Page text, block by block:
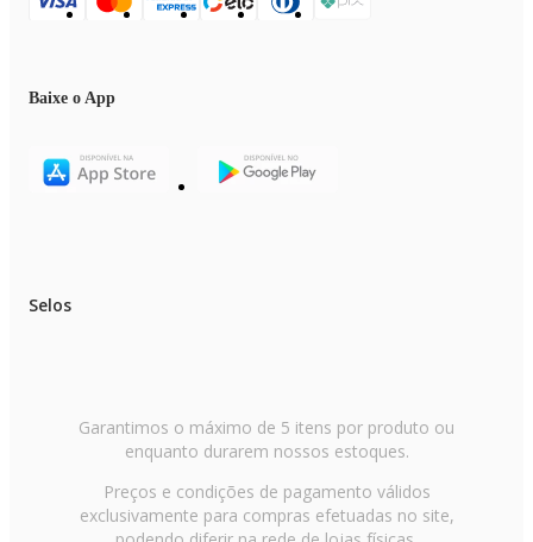
Baixe o App
Selos
Garantimos o máximo de 5 itens por produto ou
enquanto durarem nossos estoques.
Preços e condições de pagamento válidos
exclusivamente para compras efetuadas no site,